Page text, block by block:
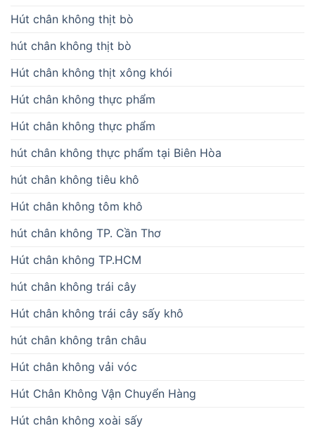
Hút chân không thịt bò
hút chân không thịt bò
Hút chân không thịt xông khói
Hút chân không thực phẩm
Hút chân không thực phẩm
hút chân không thực phẩm tại Biên Hòa
hút chân không tiêu khô
Hút chân không tôm khô
hút chân không TP. Cần Thơ
Hút chân không TP.HCM
hút chân không trái cây
Hút chân không trái cây sấy khô
hút chân không trân châu
Hút chân không vải vóc
Hút Chân Không Vận Chuyển Hàng
Hút chân không xoài sấy